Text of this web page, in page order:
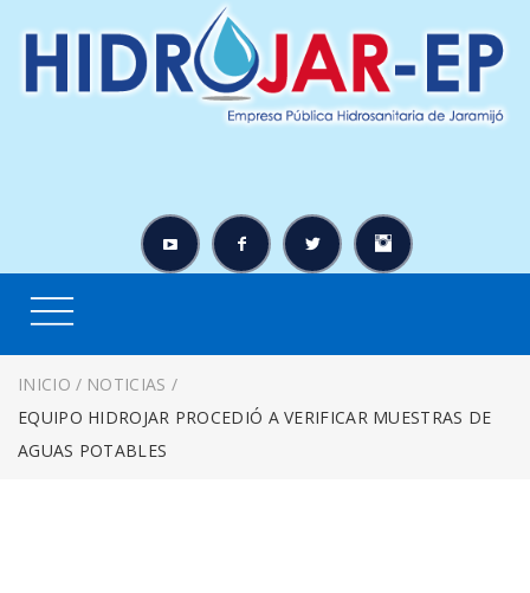
INICIO / NOTICIAS /
EQUIPO HIDROJAR PROCEDIÓ A VERIFICAR MUESTRAS DE
AGUAS POTABLES